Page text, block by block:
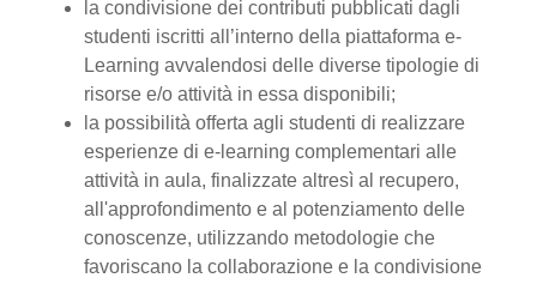
la condivisione dei contributi pubblicati dagli
studenti iscritti all’interno della piattaforma e-
Learning avvalendosi delle diverse tipologie di
risorse e/o attività in essa disponibili;
la possibilità offerta agli studenti di realizzare
esperienze di e-learning complementari alle
attività in aula, finalizzate altresì al recupero,
all'approfondimento e al potenziamento delle
conoscenze, utilizzando metodologie che
favoriscano la collaborazione e la condivisione